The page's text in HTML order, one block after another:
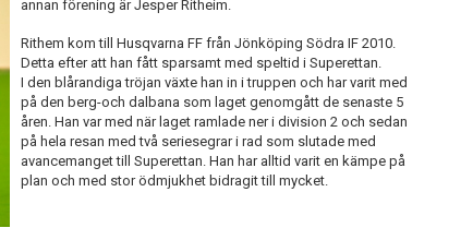
annan förening är Jesper Ritheim.
Rithem kom till Husqvarna FF från Jönköping Södra IF 2010.
Detta efter att han fått sparsamt med speltid i Superettan.
I den blårandiga tröjan växte han in i truppen och har varit med
på den berg-och dalbana som laget genomgått de senaste 5
åren. Han var med när laget ramlade ner i division 2 och sedan
på hela resan med två seriesegrar i rad som slutade med
avancemanget till Superettan. Han har alltid varit en kämpe på
plan och med stor ödmjukhet bidragit till mycket.